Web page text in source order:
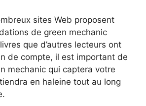
sites Web proposent
de green mechanic
que d’autres lecteurs ont
de compte, il est important de
mechanic qui captera votre
en haleine tout au long